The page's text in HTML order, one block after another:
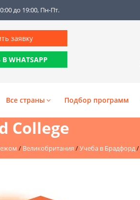
до 19:00, Пн-Пт.
заявку
WHATSAPP
Все страны Подбор программ
College
/ Великобритания /Учеба в Брадфорд/